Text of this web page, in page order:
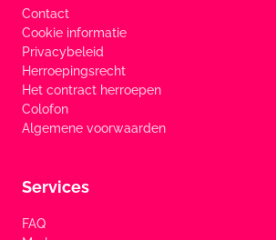
Contact
Cookie informatie
Privacybeleid
Herroepingsrecht
Het contract herroepen
Colofon
Algemene voorwaarden
Services
FAQ